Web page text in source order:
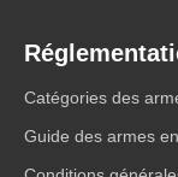
Catégories des
Guide des armes